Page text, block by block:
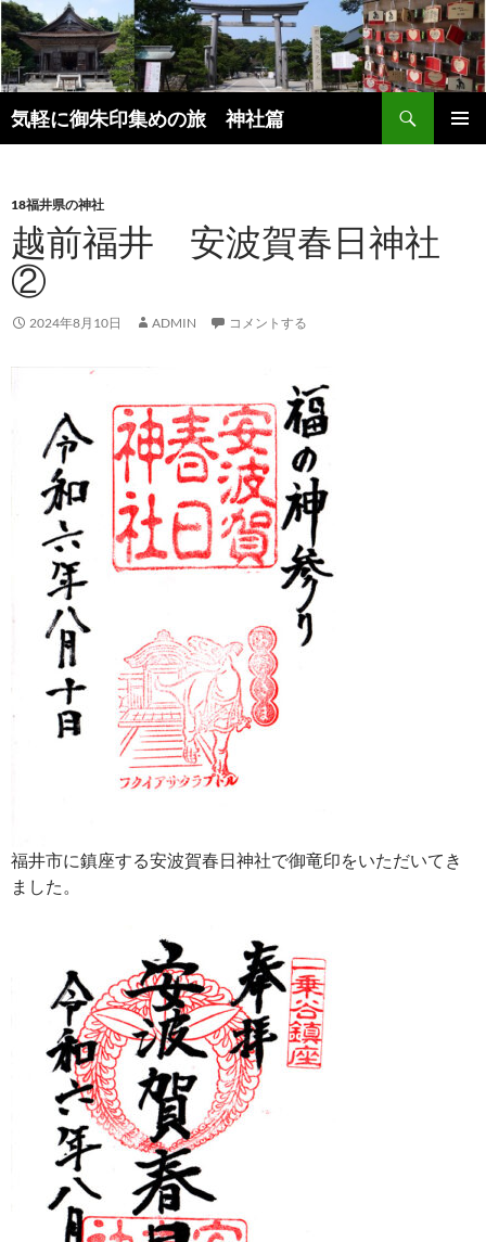
コ
ン
テ
ン
ツ
へ
プ
気軽に御朱印集めの旅 神社篇
索
18福井県の神社
越前福井 安波賀春日神社
②
2024年8月10日 ADMIN コメントする
福井市に鎮座する安波賀春日神社で御竜印をいただいてき
ました。